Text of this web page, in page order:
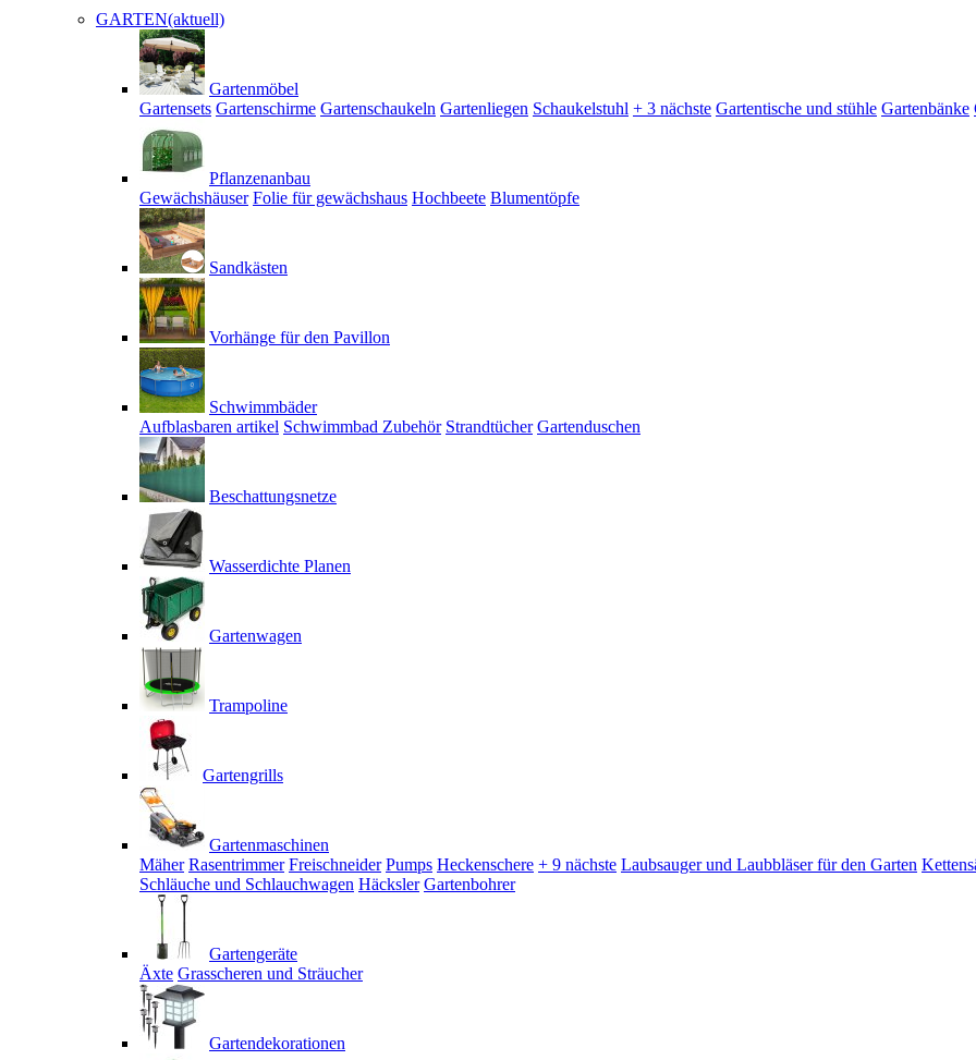
GARTEN(aktuell)
Gartenmöbel
Gartensets Gartenschirme Gartenschaukeln Gartenliegen Schaukelstuhl + 3 nächste Gartentische und stühle Gartenbänke
Pflanzenanbau
Gewächshäuser Folie für gewächshaus Hochbeete Blumentöpfe
Sandkästen
Vorhänge für den Pavillon
Schwimmbäder
Aufblasbaren artikel Schwimmbad Zubehör Strandtücher Gartenduschen
Beschattungsnetze
Wasserdichte Planen
Gartenwagen
Trampoline
Gartengrills
Gartenmaschinen
Mäher Rasentrimmer Freischneider Pumps Heckenschere + 9 nächste Laubsauger und Laubbläser für den Garten
Schläuche und Schlauchwagen Häcksler Gartenbohrer
Gartengeräte
Äxte Grasscheren und Sträucher
Gartendekorationen